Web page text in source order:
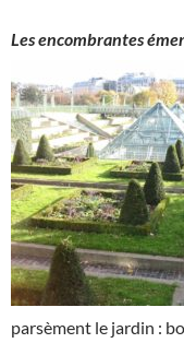
Les encombrantes
parsèment le jardin :